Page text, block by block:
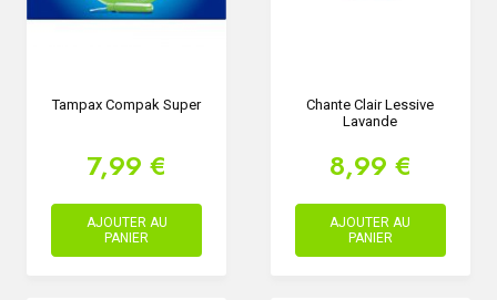
Tampax Compak Super
7,99 €
AJOUTER AU
PANIER
Chante Clair Lessive
Lavande
8,99 €
AJOUTER AU
PANIER